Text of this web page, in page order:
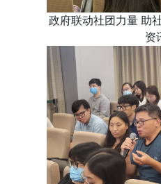
政府联动社团力量 助
资